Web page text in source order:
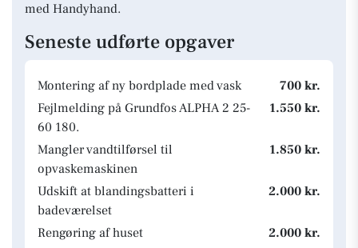
med Handyhand.
Seneste udførte opgaver
Montering af ny bordplade med vask
700 kr.
Fejlmelding på Grundfos ALPHA 2 25-
60 180.
1.550 kr.
Mangler vandtilførsel til
opvaskemaskinen
1.850 kr.
Udskift at blandingsbatteri i
badeværelset
2.000 kr.
Rengøring af huset
2.000 kr.